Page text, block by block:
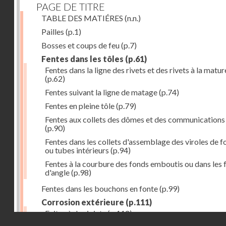
PAGE DE TITRE
TABLE DES MATIÉRES (n.n.)
Pailles (p.1)
Bosses et coups de feu(p.7)
Fentes dans les tôles (p.61)
Fentes dans la ligne des rivets et des rivets à la
(p.62)
Fentes suivant la ligne de matage(p.74)
Fentes en pleine tôle(p.79)
Fentes aux collets des dômes et des communications
(p.90)
Fentes dans les collets d'assemblage des viroles de
ou tubes intérieurs (p.94)
Fentes à la courbure des fonds emboutis ou dans les
d'angle(p.98)
Fentes dans les bouchons en fonte(p.99)
Corrosion extérieure (p.111)
Fuites à des joints(p.112)